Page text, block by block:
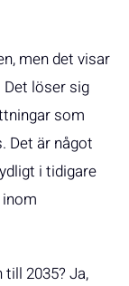
men det visar
löser sig
som
Det är något
i tidigare
2035? Ja,